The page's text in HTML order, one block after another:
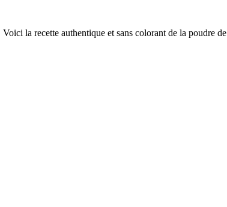
Voici la recette authentique et sans colorant de la poudre de